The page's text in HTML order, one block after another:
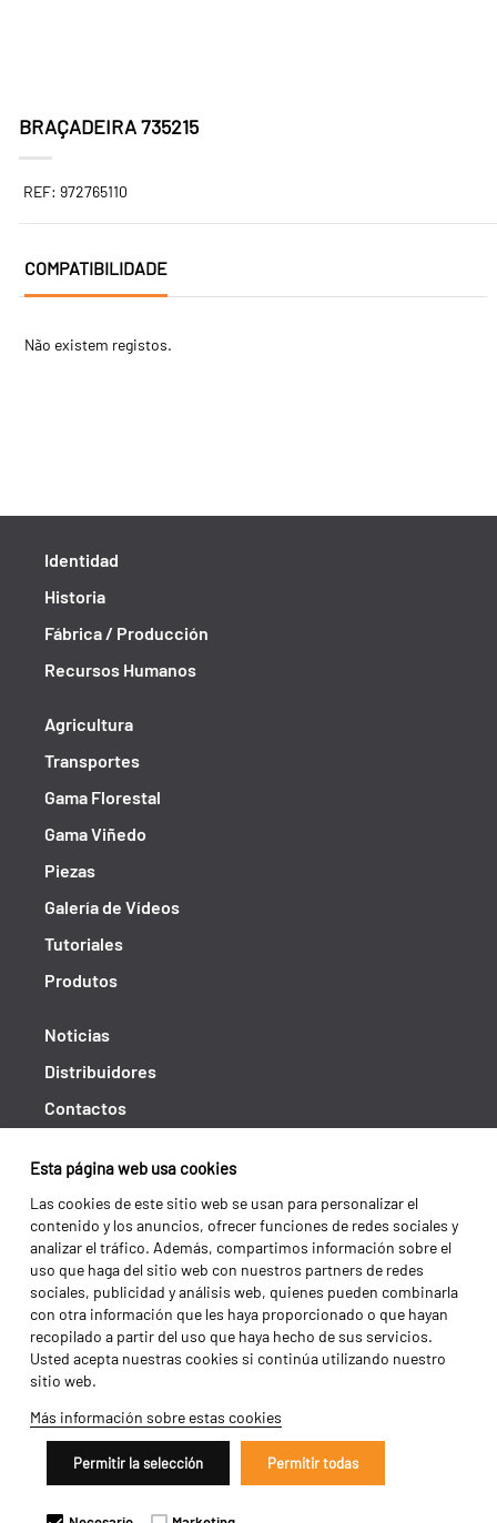
Esta página web usa cookies
Las cookies de este sitio web se usan para personalizar el
contenido y los anuncios, ofrecer funciones de redes sociales y
analizar el tráfico. Además, compartimos información sobre el
uso que haga del sitio web con nuestros partners de redes
sociales, publicidad y análisis web, quienes pueden combinarla
con otra información que les haya proporcionado o que hayan
recopilado a partir del uso que haya hecho de sus servicios.
Usted acepta nuestras cookies si continúa utilizando nuestro
sitio web.
Más información sobre estas cookies
Permitir la selección Permitir todas
BRAÇADEIRA 735215
REF: 972765110
COMPATIBILIDADE
Não existem registos.
Identidad
Historia
Fábrica / Producción
Recursos Humanos
Agricultura
Transportes
Gama Florestal
Gama Viñedo
Piezas
Galería de Vídeos
Tutoriales
Produtos
Noticias
Distribuidores
Contactos
Shipping returns
Política de privacidad
Términos y condiciones